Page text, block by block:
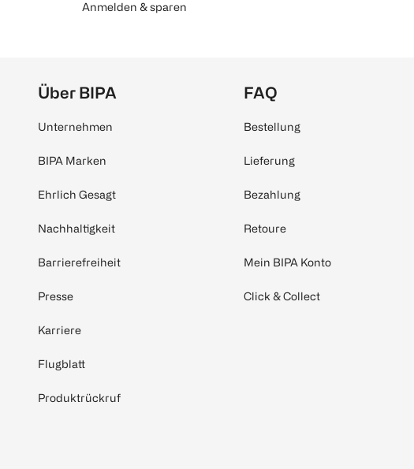
Anmelden & sparen
Über BIPA
Unternehmen
BIPA Marken
Ehrlich Gesagt
Nachhaltigkeit
Barrierefreiheit
Presse
Karriere
Flugblatt
Produktrückruf
FAQ
Bestellung
Lieferung
Bezahlung
Retoure
Mein BIPA Konto
Click & Collect